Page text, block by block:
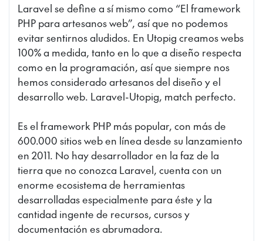
Laravel se define a sí mismo como “El framework
PHP para artesanos web”, así que no podemos
evitar sentirnos aludidos. En Utopig creamos webs
100% a medida, tanto en lo que a diseño respecta
como en la programación, así que siempre nos
hemos considerado artesanos del diseño y el
desarrollo web. Laravel-Utopig, match perfecto.
Es el framework PHP más popular, con más de
600.000 sitios web en línea desde su lanzamiento
en 2011. No hay desarrollador en la faz de la
tierra que no conozca Laravel, cuenta con un
enorme ecosistema de herramientas
desarrolladas especialmente para éste y la
cantidad ingente de recursos, cursos y
documentación es abrumadora.